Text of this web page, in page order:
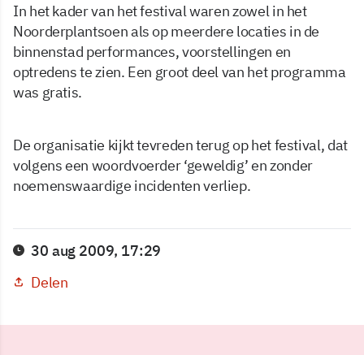
In het kader van het festival waren zowel in het
Noorderplantsoen als op meerdere locaties in de
binnenstad performances, voorstellingen en
optredens te zien. Een groot deel van het programma
was gratis.
De organisatie kijkt tevreden terug op het festival, dat
volgens een woordvoerder ‘geweldig’ en zonder
noemenswaardige incidenten verliep.
30 aug 2009, 17:29
Delen